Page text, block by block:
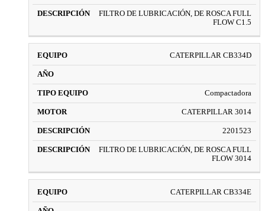
FILTRO DE LUBRICACIÓN, DE ROSCA FULL
FLOW C1.5
CATERPILLAR CB334D
Compactadora
CATERPILLAR 3014
2201523
FILTRO DE LUBRICACIÓN, DE ROSCA FULL
FLOW 3014
CATERPILLAR CB334E